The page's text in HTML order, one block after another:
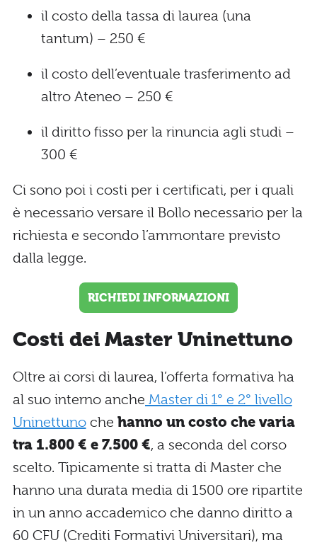
il costo della tassa di laurea (una
tantum) – 250 €
il costo dell’eventuale trasferimento ad
altro Ateneo – 250 €
il diritto fisso per la rinuncia agli studi –
300 €
Ci sono poi i costi per i certificati, per i quali
è necessario versare il Bollo necessario per la
richiesta e secondo l’ammontare previsto
dalla legge.
RICHIEDI INFORMAZIONI
Costi dei Master Uninettuno
Oltre ai corsi di laurea, l’offerta formativa ha
al suo interno anche Master di 1° e 2° livello
Uninettuno che hanno un costo che varia
tra 1.800 € e 7.500 €, a seconda del corso
scelto. Tipicamente si tratta di Master che
hanno una durata media di 1500 ore ripartite
in un anno accademico che danno diritto a
60 CFU (Crediti Formativi Universitari), ma